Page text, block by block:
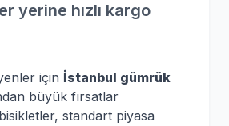
yerine hızlı kargo
için İstanbul gümrük
büyük fırsatlar
standart piyasa